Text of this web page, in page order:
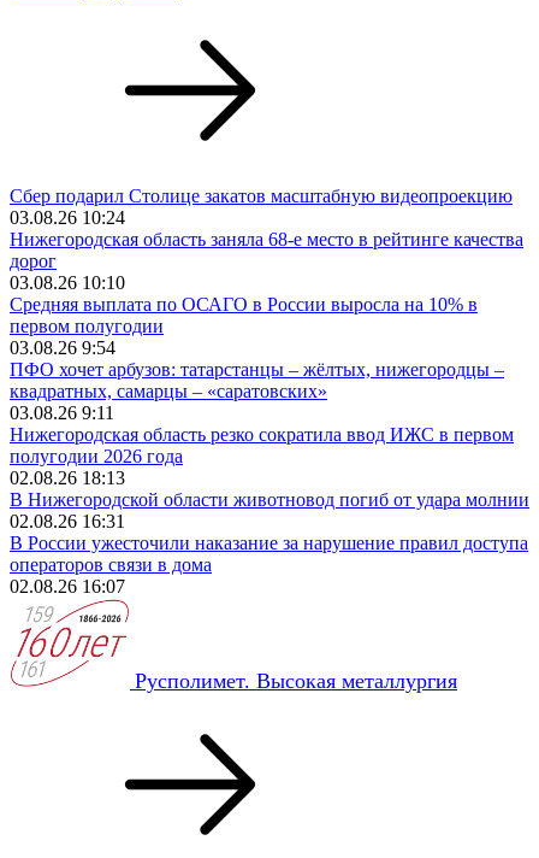
Сбер подарил Столице закатов масштабную видеопроекцию
03.08.26 10:24
Нижегородская область заняла 68-е место в рейтинге качества
дорог
03.08.26 10:10
Средняя выплата по ОСАГО в России выросла на 10% в
первом полугодии
03.08.26 9:54
ПФО хочет арбузов: татарстанцы – жёлтых, нижегородцы –
квадратных, самарцы – «саратовских»
03.08.26 9:11
Нижегородская область резко сократила ввод ИЖС в первом
полугодии 2026 года
02.08.26 18:13
В Нижегородской области животновод погиб от удара молнии
02.08.26 16:31
В России ужесточили наказание за нарушение правил доступа
операторов связи в дома
02.08.26 16:07
Русполимет. Высокая металлургия